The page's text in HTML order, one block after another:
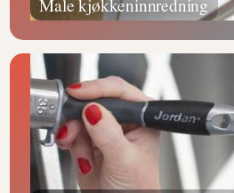
Male kjøkkeninnredning